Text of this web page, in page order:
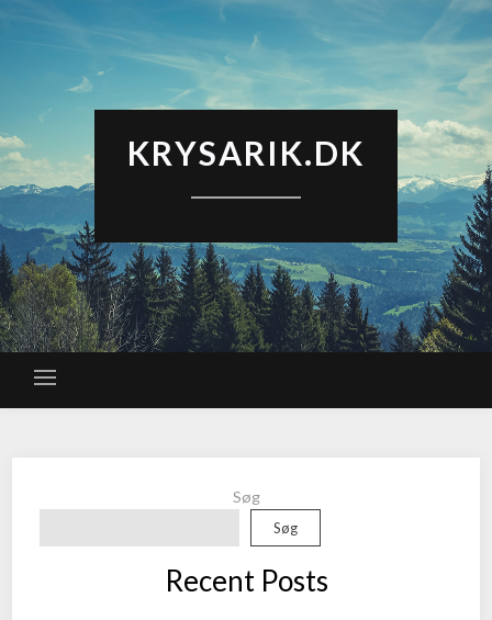
KRYSARIK.DK
Søg
Søg
Recent Posts